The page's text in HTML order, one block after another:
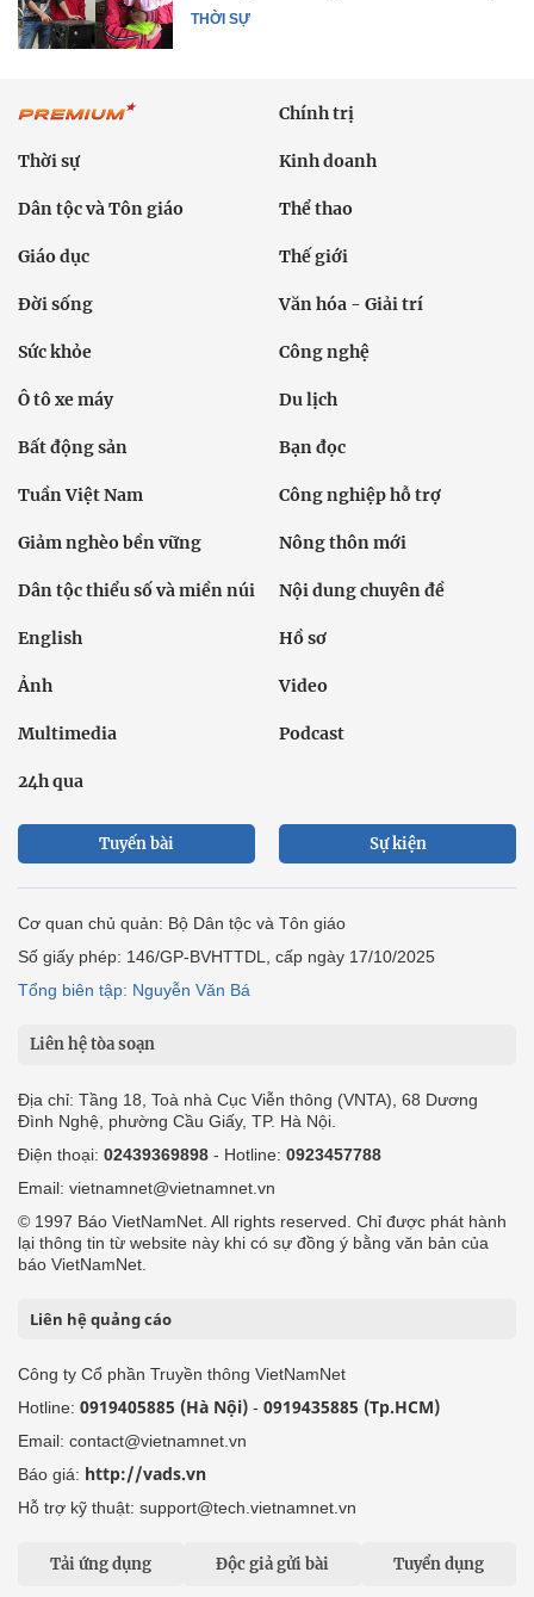
THỜI SỰ
Chính trị
Thời sự Kinh doanh
Dân tộc và Tôn giáo Thể thao
Giáo dục Thế giới
Đời sống Văn hóa - Giải trí
Sức khỏe Công nghệ
Ô tô xe máy Du lịch
Bất động sản Bạn đọc
Tuần Việt Nam Công nghiệp hỗ trợ
Giảm nghèo bền vững Nông thôn mới
Dân tộc thiểu số và miền núi Nội dung chuyên đề
English Hồ sơ
Ảnh Video
Multimedia Podcast
24h qua
Tuyến bài Sự kiện
Cơ quan chủ quản: Bộ Dân tộc và Tôn giáo
Số giấy phép: 146/GP-BVHTTDL, cấp ngày 17/10/2025
Tổng biên tập: Nguyễn Văn Bá
Liên hệ tòa soạn
Địa chỉ: Tầng 18, Toà nhà Cục Viễn thông (VNTA), 68 Dương
Đình Nghệ, phường Cầu Giấy, TP. Hà Nội.
Điện thoại: 02439369898 - Hotline: 0923457788
Email: vietnamnet@vietnamnet.vn
© 1997 Báo VietNamNet. All rights reserved. Chỉ được phát hành
lại thông tin từ website này khi có sự đồng ý bằng văn bản của
báo VietNamNet.
Liên hệ quảng cáo
Công ty Cổ phần Truyền thông VietNamNet
Hotline: 0919405885 (Hà Nội) - 0919435885 (Tp.HCM)
Email: contact@vietnamnet.vn
Báo giá: http://vads.vn
Hỗ trợ kỹ thuật: support@tech.vietnamnet.vn
Tải ứng dụng Độc giả gửi bài Tuyển dụng